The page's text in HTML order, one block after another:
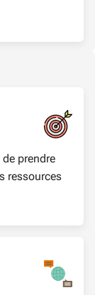
prendre
ressources